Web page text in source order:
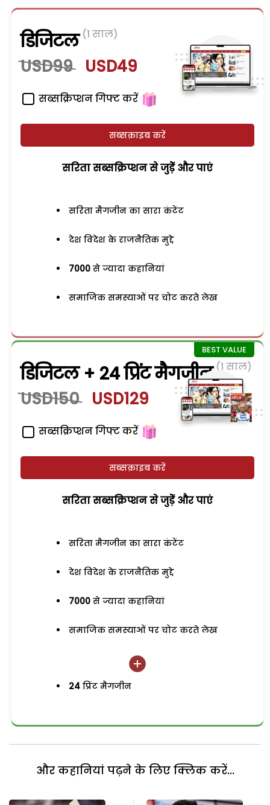
डिजिटल (1 साल)
USD99 USD49
सब्सक्रिप्शन गिफ्ट करें
सब्सक्राइब करें
सरिता सब्सक्रिप्शन से जुड़ेें और पाएं
सरिता मैगजीन का सारा कंटेंट
देश विदेश के राजनैतिक मुद्दे
7000 से ज्यादा कहानियां
समाजिक समस्याओं पर चोट करते लेख
डिजिटल + 24 प्रिंट मैगजीन (1 साल)
USD150 USD129
सब्सक्रिप्शन गिफ्ट करें
सब्सक्राइब करें
सरिता सब्सक्रिप्शन से जुड़ेें और पाएं
सरिता मैगजीन का सारा कंटेंट
देश विदेश के राजनैतिक मुद्दे
7000 से ज्यादा कहानियां
समाजिक समस्याओं पर चोट करते लेख
24 प्रिंट मैगजीन
और कहानियां पढ़ने के लिए क्लिक करें...